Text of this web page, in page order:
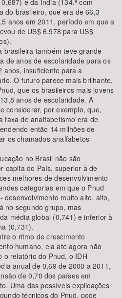
e da Índia (134.ª com
do brasileiro, que era de 66,3
anos em 2011, período em que a
de US$ 6,978 para US$
brasileira também teve grande
de anos de escolaridade para os
anos, insuficiente para a
O futuro parece mais brilhante,
que os brasileiros mais jovens
anos de escolaridade. A
considerar, por exemplo, que,
taxa de analfabetismo era de
então 14 milhões de
os chamados analfabetos
no Brasil não são
capita do País, superior à de
melhores de desenvolvimento
categorias em que o Pnud
desenvolvimento muito alto, alto,
no segundo grupo, mas
média global (0,741) e inferior à
(0,731).
o ritmo de crescimento
humano, ela até agora não
o relatório do Pnud, o IDH
anual de 0,69 de 2000 a 2011,
de 0,70 dos países em
Uma das possíveis explicações
técnicos do Pnud, pode